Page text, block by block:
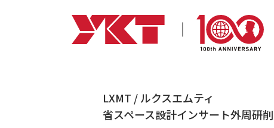
LXMT / ルクスエムティ
省スペース設計インサート外周研